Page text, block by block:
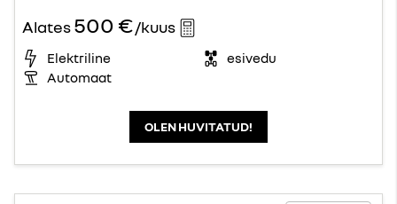
Alates500 €/kuus
Elektriline
esivedu
Automaat
OLEN HUVITATUD!